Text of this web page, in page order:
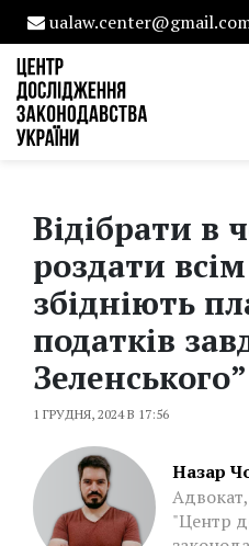
Відібрати в
роздати
збідніють
податків
Зеленського”
1 ГРУДНЯ, 2024 В 17:56
Назар
"Центр